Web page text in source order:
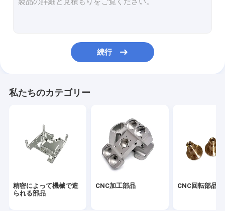
アルミニウムはハウジング ダイ カスト
削られたひれ脱熱器
冷板熱槽
続行
私たちのカテゴリー
精密によって機械で造
られる部品
CNC加工部品 CNC回転部品